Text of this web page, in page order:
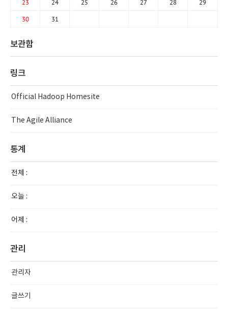
23 24 25 26 27 28 29
30 31
보관함
링크
Official Hadoop Homesite
The Agile Alliance
통계
전체 :
오늘 :
어제 :
관리
관리자
글쓰기